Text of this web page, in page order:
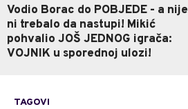
Vodio Borac do POBJEDE - a nije
ni trebalo da nastupi! Mikić
pohvalio JOŠ JEDNOG igrača:
VOJNIK u sporednoj ulozi!
TAGOVI